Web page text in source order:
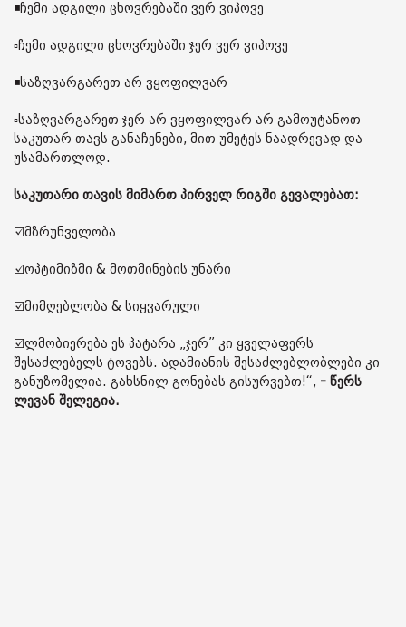
◾️ჩემი ადგილი ცხოვრებაში ვერ ვიპოვე
▫️ჩემი ადგილი ცხოვრებაში ჯერ ვერ ვიპოვე
◾️საზღვარგარეთ არ ვყოფილვარ
▫️საზღვარგარეთ ჯერ არ ვყოფილვარ არ გამოუტანოთ
საკუთარ თავს განაჩენები, მით უმეტეს ნაადრევად და
უსამართლოდ.
საკუთარი თავის მიმართ პირველ რიგში გევალებათ:
☑️მზრუნველობა
☑️ოპტიმიზმი & მოთმინების უნარი
☑️მიმღებლობა & სიყვარული
☑️ლმობიერება ეს პატარა „ჯერ” კი ყველაფერს
შესაძლებელს ტოვებს. ადამიანის შესაძლებლობლები კი
განუზომელია. გახსნილ გონებას გისურვებთ!“, - წერს
ლევან შელეგია.